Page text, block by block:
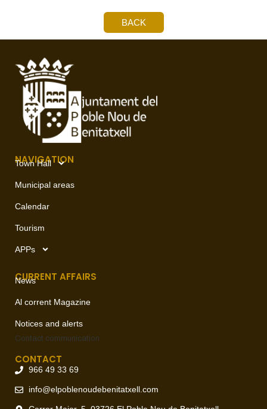
BACK
NAVIGATION
Town Hall
Municipal areas
Calendar
Tourism
APPs
CURRENT AFFAIRS
News
Al corrent Magazine
Notices and alerts
Contact communication
CONTACT
966 49 33 69
info@elpoblenoudebenitatxell.com